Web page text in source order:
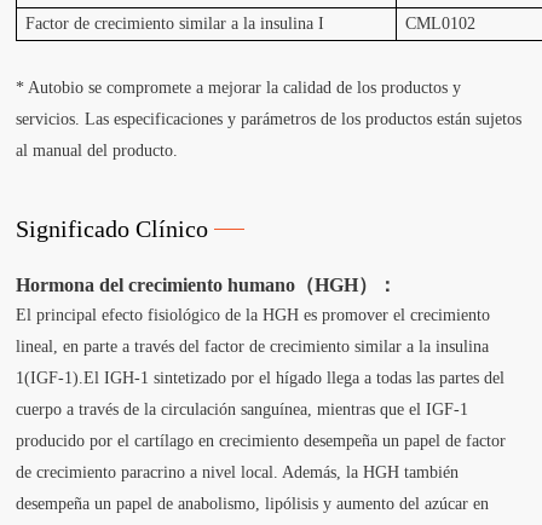
Factor de crecimiento similar a la insulina I
CML0102
* Autobio se compromete a mejorar la calidad de los productos y
servicios. Las especificaciones y parámetros de los productos están sujetos
al manual del producto.
Significado Clínico
Hormona del crecimiento humano（HGH）：
El principal efecto fisiológico de la HGH es promover el crecimiento
lineal, en parte a través del factor de crecimiento similar a la insulina
1(IGF-1).El IGH-1 sintetizado por el hígado llega a todas las partes del
cuerpo a través de la circulación sanguínea, mientras que el IGF-1
producido por el cartílago en crecimiento desempeña un papel de factor
de crecimiento paracrino a nivel local. Además, la HGH también
desempeña un papel de anabolismo, lipólisis y aumento del azúcar en